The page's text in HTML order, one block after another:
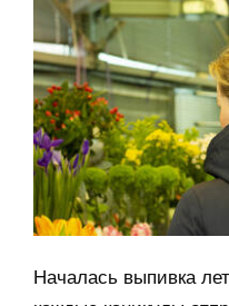
Началась выпивка